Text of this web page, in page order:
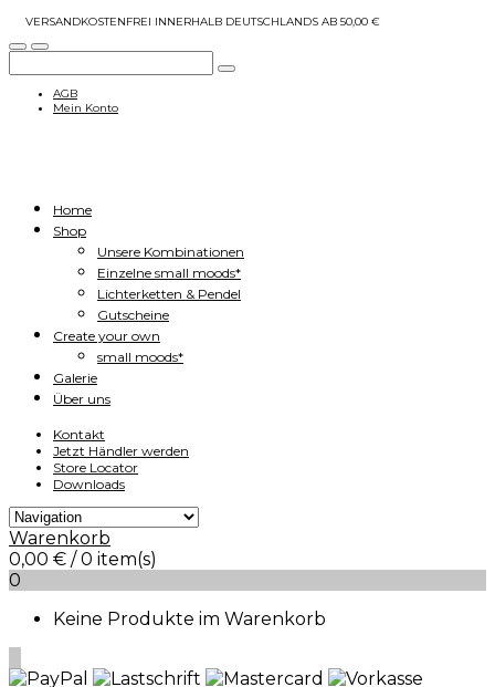
VERSANDKOSTENFREI INNERHALB DEUTSCHLANDS AB 50,00 €
AGB
Mein Konto
Home
Shop
Unsere Kombinationen
Einzelne small moods*
Lichterketten & Pendel
Gutscheine
Create your own
small moods*
Galerie
Über uns
Kontakt
Jetzt Händler werden
Store Locator
Downloads
Warenkorb
0,00 € / 0 item(s)
0
Keine Produkte im Warenkorb